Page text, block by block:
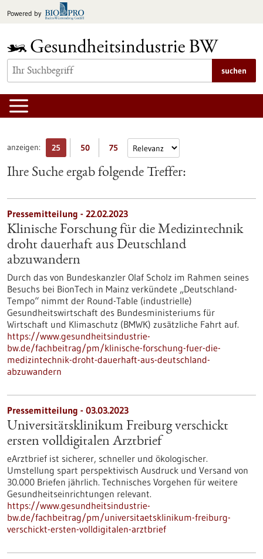
Inhalt
Powered by
suchen
anzeigen: 25 50 75
Ihre Suche ergab folgende Treffer:
Pressemitteilung - 22.02.2023
Klinische Forschung für die Medizintechnik
droht dauerhaft aus Deutschland
abzuwandern
Durch das von Bundeskanzler Olaf Scholz im Rahmen seines
Besuchs bei BionTech in Mainz verkündete „Deutschland-
Tempo“ nimmt der Round-Table (industrielle)
Gesundheitswirtschaft des Bundesministeriums für
Wirtschaft und Klimaschutz (BMWK) zusätzliche Fahrt auf.
https://www.gesundheitsindustrie-
bw.de/fachbeitrag/pm/klinische-forschung-fuer-die-
medizintechnik-droht-dauerhaft-aus-deutschland-
abzuwandern
Pressemitteilung - 03.03.2023
Universitätsklinikum Freiburg verschickt
ersten volldigitalen Arztbrief
eArztbrief ist sicherer, schneller und ökologischer.
Umstellung spart perspektivisch Ausdruck und Versand von
30.000 Briefen jährlich. Technisches Vorgehen für weitere
Gesundheitseinrichtungen relevant.
https://www.gesundheitsindustrie-
bw.de/fachbeitrag/pm/universitaetsklinikum-freiburg-
verschickt-ersten-volldigitalen-arztbrief